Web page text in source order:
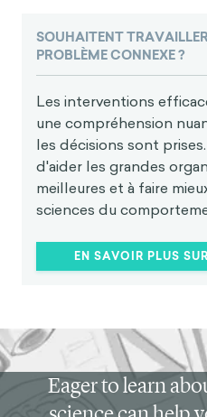
SOUHAITENT
PROBLÈME CONNEXE ?
Les interventions
une compréhension
les décisions sont
d'aider les grandes
meilleures et à faire
sciences du
EN SAVOIR PLUS
Eager to learn